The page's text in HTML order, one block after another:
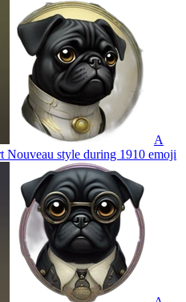
A
Nouveau style during 1910 emoji